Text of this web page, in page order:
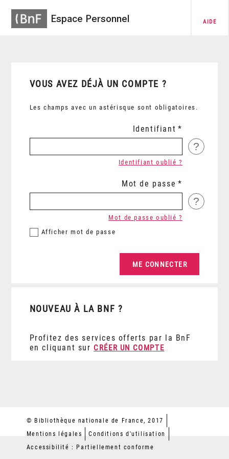
Espace Personnel AIDE
VOUS AVEZ DÉJÀ UN COMPTE ?
Les champs avec un astérisque sont obligatoires.
Identifiant
?
Identifiant oublié ?
Mot de passe
?
Afficher mot de passe
Mot de passe oublié ?
NOUVEAU À LA BNF ?
Profitez des services offerts par la BnF
en cliquant sur CRÉER UN COMPTE
© Bibliothèque nationale de France, 2017
Mentions légales
Conditions d'utilisation
Accessibilité : Partiellement conforme